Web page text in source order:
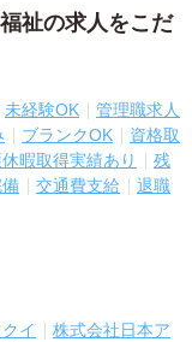
祉の求人をこだ
未経験OK
管理職求人
ブランクOK
資格取
暇取得実績あり
残
交通費支給
退職
イ
株式会社日本ア